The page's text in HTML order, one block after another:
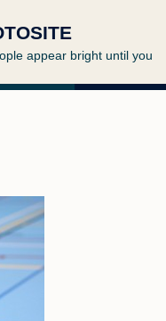
appear bright until you